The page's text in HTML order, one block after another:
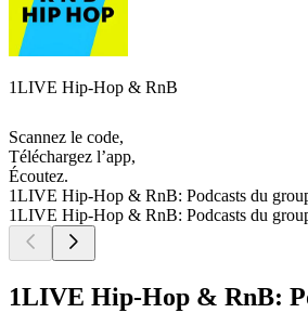
1LIVE Hip-Hop & RnB
Scannez le code,
Téléchargez l’app,
Écoutez.
1LIVE Hip-Hop & RnB: Podcasts du
1LIVE Hip-Hop & RnB: Podcasts du
1LIVE Hip-Hop & RnB: